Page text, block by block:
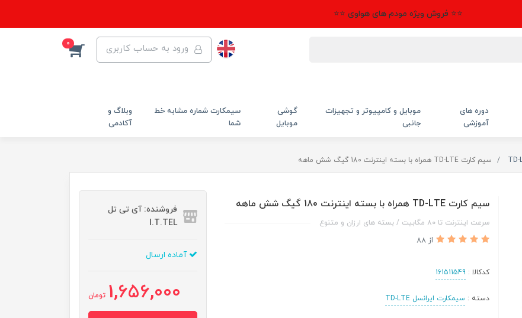
⭐⭐ فروش ویژه مودم های هواوی ⭐⭐
ورود به حساب کاربری 0
دوره های
آموزشی
موبایل و کامپیوتر و تجهیزات
جانبی
گوشی
موبایل
سیمکارت شماره مشابه خط
شما
وبلاگ و
آکادمی
سیم کارت TD-LTE همراه با بسته اینترنت 180 گیگ شش ماهه
سیم کارت TD-LTE همراه با بسته اینترنت 180 گیگ شش ماهه
سرعت اینترنت تا 80 مگابیت / بسته های ارزان و متنوع
از 88
کدکالا :161511549
دسته : سیمکارت ایرانسل TD-LTE
فروشنده: آی تی تل
I.T.TEL
آماده ارسال
1,656,000 تومان